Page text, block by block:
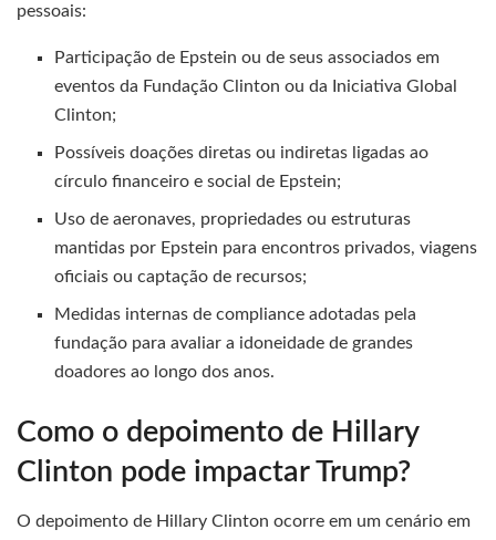
pessoais:
Participação de Epstein ou de seus associados em
eventos da Fundação Clinton ou da Iniciativa Global
Clinton;
Possíveis doações diretas ou indiretas ligadas ao
círculo financeiro e social de Epstein;
Uso de aeronaves, propriedades ou estruturas
mantidas por Epstein para encontros privados, viagens
oficiais ou captação de recursos;
Medidas internas de compliance adotadas pela
fundação para avaliar a idoneidade de grandes
doadores ao longo dos anos.
Como o depoimento de Hillary
Clinton pode impactar Trump?
O depoimento de Hillary Clinton ocorre em um cenário em